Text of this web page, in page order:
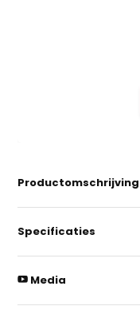
Productomschrijving
Specificaties
Media